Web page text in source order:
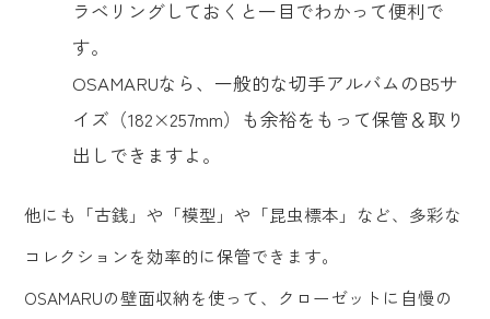
ラベリングしておくと一目でわかって便利で
す。
OSAMARUなら、一般的な切手アルバムのB5サ
イズ（182×257mm）も余裕をもって保管＆取り
出しできますよ。
他にも「古銭」や「模型」や「昆虫標本」など、多彩な
コレクションを効率的に保管できます。
OSAMARUの壁面収納を使って、クローゼットに自慢の